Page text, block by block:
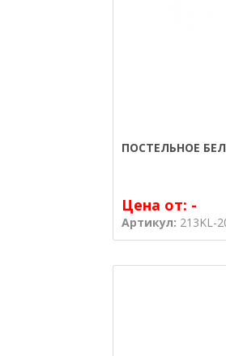
ПОСТЕЛЬНОЕ
Цена от: -
Артикул: 213KL-